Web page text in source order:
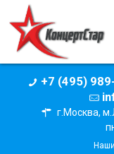
+7 (495)
г.Москва,